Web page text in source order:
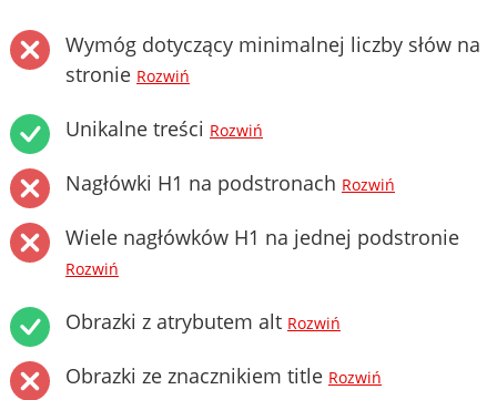
Wymóg dotyczący minimalnej liczby słów na
stronie Rozwiń
Unikalne treści Rozwiń
Nagłówki H1 na podstronach Rozwiń
Wiele nagłówków H1 na jednej podstronie
Rozwiń
Obrazki z atrybutem alt Rozwiń
Obrazki ze znacznikiem title Rozwiń